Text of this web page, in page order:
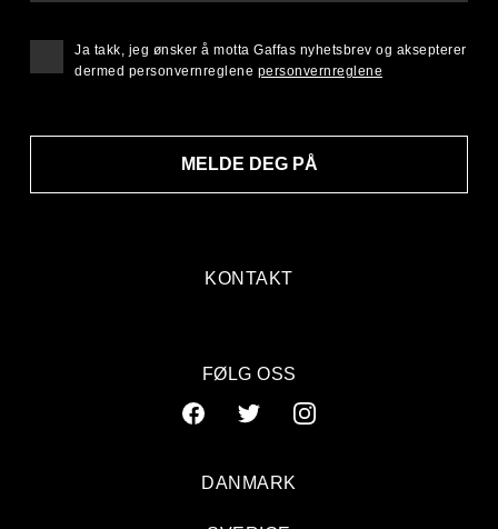
KONTAKT
MELDE DEG PÅ
Ja takk, jeg ønsker å motta Gaffas nyhetsbrev og aksepterer
dermed personvernreglene personvernreglene
FØLG OSS
DANMARK